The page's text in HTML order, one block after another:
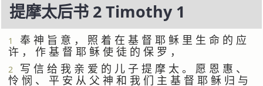
提摩太后书 2 Timothy 1
1
奉 神 旨 意 ， 照 着 在 基 督 耶 稣 里 生 命 的 应
许 ， 作 基 督 耶 稣 使 徒 的 保 罗 ，
2
写 信 给 我 亲 爱 的 儿 子 提 摩 太 。 愿 恩 惠 、
怜 悯 、 平 安 从 父 神 和 我 们 主 基 督 耶 稣 归 与